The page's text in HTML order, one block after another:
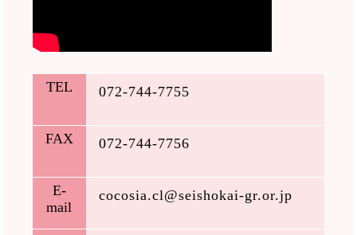
TEL 072-744-7755
FAX 072-744-7756
E-
mail
cocosia.cl@seishokai-gr.or.jp